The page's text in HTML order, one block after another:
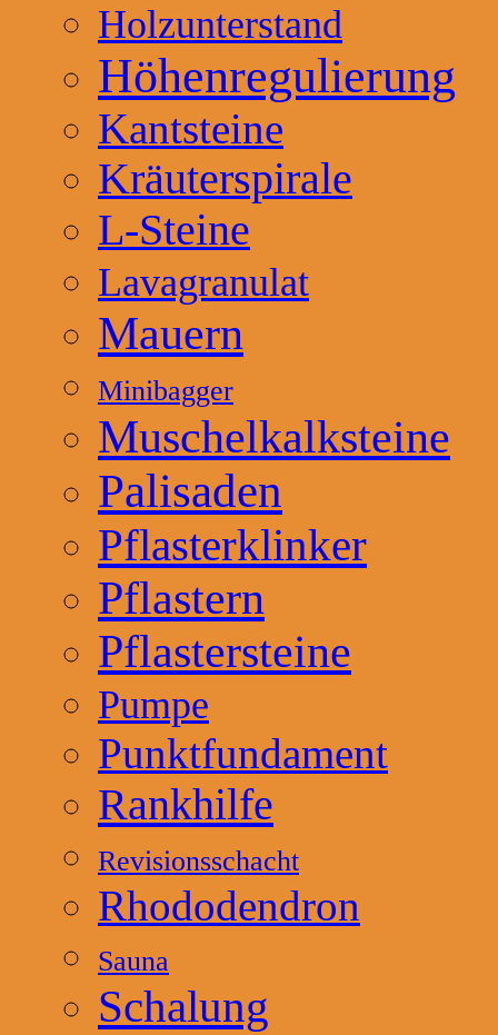
Holzunterstand
Höhenregulierung
Kantsteine
Kräuterspirale
L-Steine
Lavagranulat
Mauern
Minibagger
Muschelkalksteine
Palisaden
Pflasterklinker
Pflastern
Pflastersteine
Pumpe
Punktfundament
Rankhilfe
Revisionsschacht
Rhododendron
Sauna
Schalung